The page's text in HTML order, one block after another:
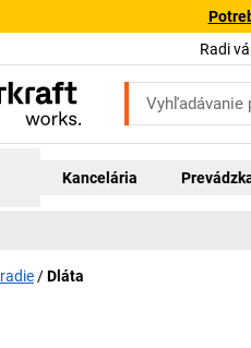
Radi
Kancelária
Dláta